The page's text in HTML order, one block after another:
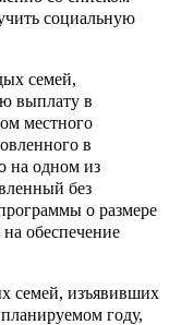
социальную
семей,
выплату в
местного
в
на одном из
без
о размере
обеспечение
семей, изъявивших
году,